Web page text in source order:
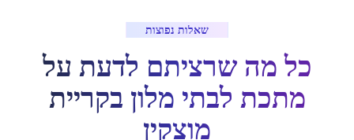
שאלות נפוצות
כל מה שרציתם לדעת על
מתכת לבתי מלון בקריית
מוצקין